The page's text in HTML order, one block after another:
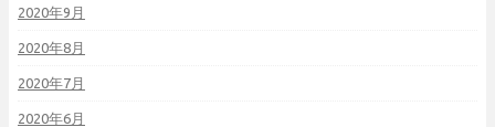
2020年9月
2020年8月
2020年7月
2020年6月